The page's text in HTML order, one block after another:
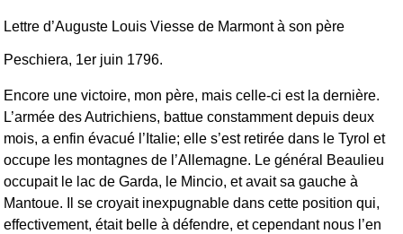
Lettre d’Auguste Louis Viesse de Marmont à son père
Peschiera, 1er juin 1796.
Encore une victoire, mon père, mais celle-ci est la dernière.
L’armée des Autrichiens, battue constamment depuis deux
mois, a enfin évacué l’Italie; elle s’est retirée dans le Tyrol et
occupe les montagnes de l’Allemagne. Le général Beaulieu
occupait le lac de Garda, le Mincio, et avait sa gauche à
Mantoue. Il se croyait inexpugnable dans cette position qui,
effectivement, était belle à défendre, et cependant nous l’en